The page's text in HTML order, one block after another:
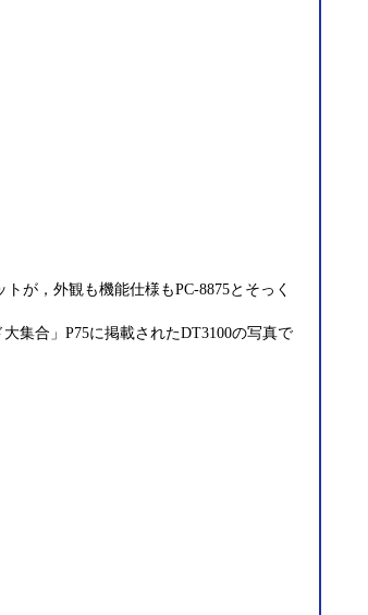
が，外観も機能仕様もPC-8875とそっく
集合」P75に掲載されたDT3100の写真で